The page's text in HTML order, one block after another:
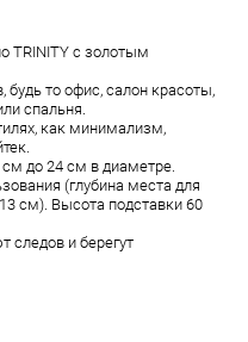
TRINITY с золотым
будь то офис, салон красоты,
спальня.
как минимализм,
до 24 см в диаметре.
(глубина места для
см). Высота подставки 60
следов и берегут